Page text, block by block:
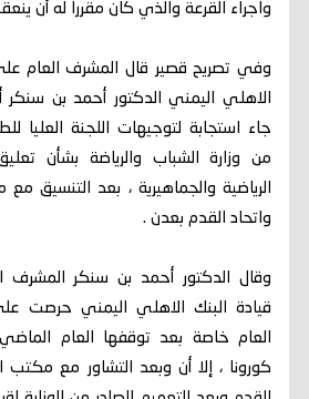
واجراء القرعة والذي كان مقررا له أن ينعقد يوم 3 ابريل
وفي تصريح قصير قال المشرف العام
جاء استجابة لتوجيهات اللجنة العليا
من وزارة الشباب والرياضة بشأن
الرياضية والجماهيرية ، بعد التنسيق
واتحاد القدم بعدن .
وقال الدكتور أحمد بن سنكر المشرف
قيادة البنك الاهلي اليمني حرصت
العام خاصة بعد توقفها العام
كورونا ، إلا أن وبعد التشاور مع مكتب